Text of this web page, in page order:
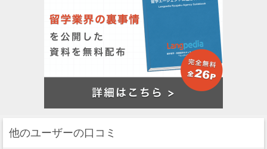
他のユーザーの口コミ